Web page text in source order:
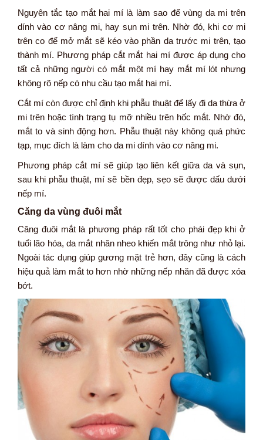
Nguyên tắc tạo mắt hai mí là làm sao để vùng da mi trên
dính vào cơ nâng mi, hay sụn mi trên. Nhờ đó, khi cơ mi
trên co để mở mắt sẽ kéo vào phần da trước mi trên, tạo
thành mí. Phương pháp cắt mắt hai mí được áp dụng cho
tất cả những người có mắt một mí hay mắt mí lót nhưng
không rõ nếp có nhu cầu tạo mắt hai mí.
Cắt mí còn được chỉ định khi phẫu thuật để lấy đi da thừa ở
mi trên hoặc tình trạng tụ mỡ nhiều trên hốc mắt. Nhờ đó,
mắt to và sinh động hơn. Phẫu thuật này không quá phức
tạp, mục đích là làm cho da mi dính vào cơ nâng mi.
Phương pháp cắt mí sẽ giúp tạo liên kết giữa da và sụn,
sau khi phẫu thuật, mí sẽ bền đẹp, sẹo sẽ được dấu dưới
nếp mí.
Căng da vùng đuôi mắt
Căng đuôi mắt là phương pháp rất tốt cho phái đẹp khi ở
tuổi lão hóa, da mắt nhăn nheo khiến mắt trông như nhỏ lại.
Ngoài tác dụng giúp gương mặt trẻ hơn, đây cũng là cách
hiệu quả làm mắt to hơn nhờ những nếp nhăn đã được xóa
bớt.